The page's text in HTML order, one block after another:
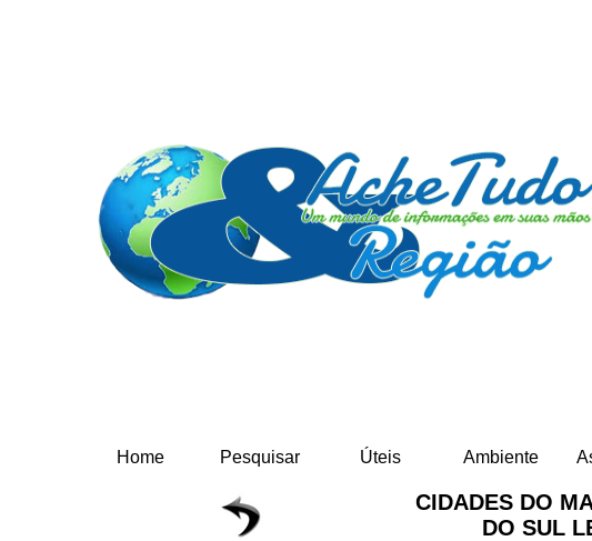
Home Pesquisar Úteis Ambiente
CIDADES DO
DO SUL